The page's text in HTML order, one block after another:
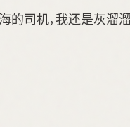
的司机，我还是灰溜